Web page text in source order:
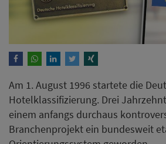
Am 1. August 1996 startete die
Hotelklassifizierung. Drei
einem anfangs durchaus
Branchenprojekt ein bundesweit